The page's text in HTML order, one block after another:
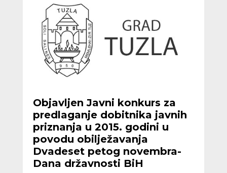
Objavljen Javni konkurs za
predlaganje dobitnika javnih
priznanja u 2015. godini u
povodu obilježavanja
Dvadeset petog novembra-
Dana državnosti BiH